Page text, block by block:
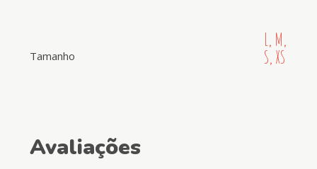
Tamanho
L, M,
S, XS
Avaliações